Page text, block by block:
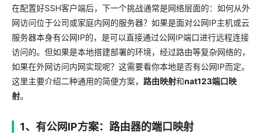
在配置好SSH客户端后，下一个挑战通常是网络层面的：如何从外
网访问位于公司或家庭内网的服务器？如果是面对公网IP主机或云
服务器本身有公网IP的，是可以直接通过公网IP端口进行远程连接
访问的。但如果是本地搭建部署的环境，经过路由等复杂网络的，
如果在外网访问内网实现呢？这需要看你本地是否有公网IP而定。
这里主要介绍二种通用的简便方案， 路由映射和nat123端口映
射。
1、有公网IP方案：路由器的端口映射